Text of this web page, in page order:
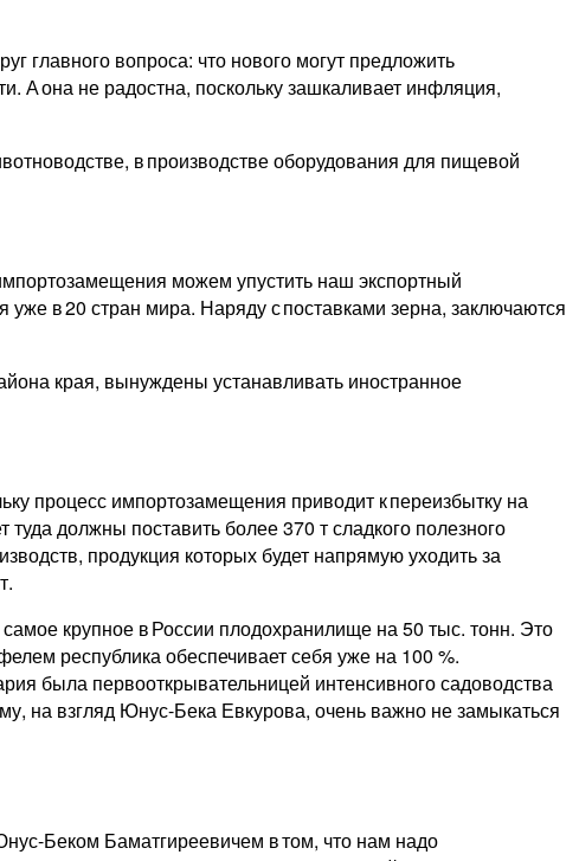
главного вопроса: что нового могут предложить
А она не радостна, поскольку зашкаливает инфляция,
в производстве оборудования для пищевой
можем упус­тить наш экспортный
в 20 стран мира. Наряду с поставками зерна, заключаются
края, вынуждены устанавливать иностранное
процесс импортозамещения приводит к переизбытку на
должны поставить более 370 т сладкого полезного
продукция которых будет напрямую уходить за
крупное в России плодо­хранилище на 50 тыс. тонн. Это
республика обеспечивает себя уже на 100 %.
была первооткрывательницей интенсивного садоводства
на взгляд Юнус-Бека Евкурова, очень важно не замыкаться
Беком Баматгиреевичем в том, что нам надо